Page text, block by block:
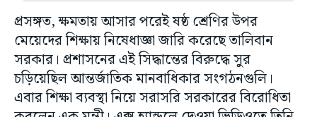
প্রসঙ্গত, ক্ষমতায় আসার পরেই ষষ্ঠ শ্রেণির উপর
মেয়েদের শিক্ষায় নিষেধাজ্ঞা জারি করেছে তালিবান
সরকার। প্রশাসনের এই সিদ্ধান্তের বিরুদ্ধে সুর
চড়িয়েছিল আন্তর্জাতিক মানবাধিকার সংগঠনগুলি।
এবার শিক্ষা ব্যবস্থা নিয়ে সরাসরি সরকারের বিরোধিতা